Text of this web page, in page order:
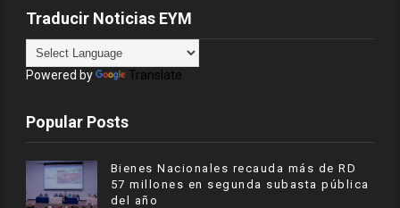
Traducir Noticias EYM
Powered by Translate
Popular Posts
Bienes Nacionales recauda más de RD
57 millones en segunda subasta pública
del año